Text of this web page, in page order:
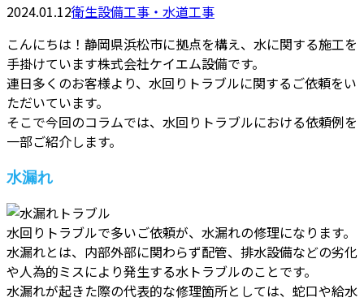
2024.01.12衛生設備工事・水道工事
こんにちは！静岡県浜松市に拠点を構え、水に関する施工を
手掛けています株式会社ケイエム設備です。
連日多くのお客様より、水回りトラブルに関するご依頼をい
ただいています。
そこで今回のコラムでは、水回りトラブルにおける依頼例を
一部ご紹介します。
水漏れ
水回りトラブルで多いご依頼が、水漏れの修理になります。
水漏れとは、内部外部に関わらず配管、排水設備などの劣化
や人為的ミスにより発生する水トラブルのことです。
水漏れが起きた際の代表的な修理箇所としては、蛇口や給水